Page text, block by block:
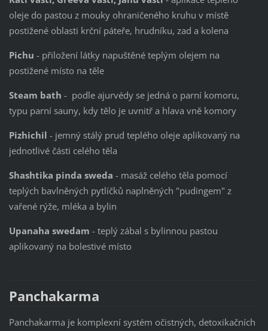
oleje do pastou z mouky ohraničeného kruhu v místě
postižené oblasti krční páteře, hrudníku, zad a kolena
Pichu - přiložení látky napuštěné teplým olejem na
postižené místo na těle
Steam bath - podle ajurvédy se jedná o parní komoru,
typu parní sauny, kdy tělo je uvnitř a hlava vně komory
Pizhichil - jemný stálý prud teplého oleje aplikovaný na
jednotlivé části celého těla
Shashtika pinda sweda - masáž celého těla pomocí
teplých bavlněných pytlíčků naplněných "pudingem" z
vařené rýže, mléka a bylin
Upanaha swedam - teplý zábal s bylinnou pastou
aplikovaný na bolestivé místo
Panchakarma
Panchakarma je komplexní systém očistných, detoxikačních